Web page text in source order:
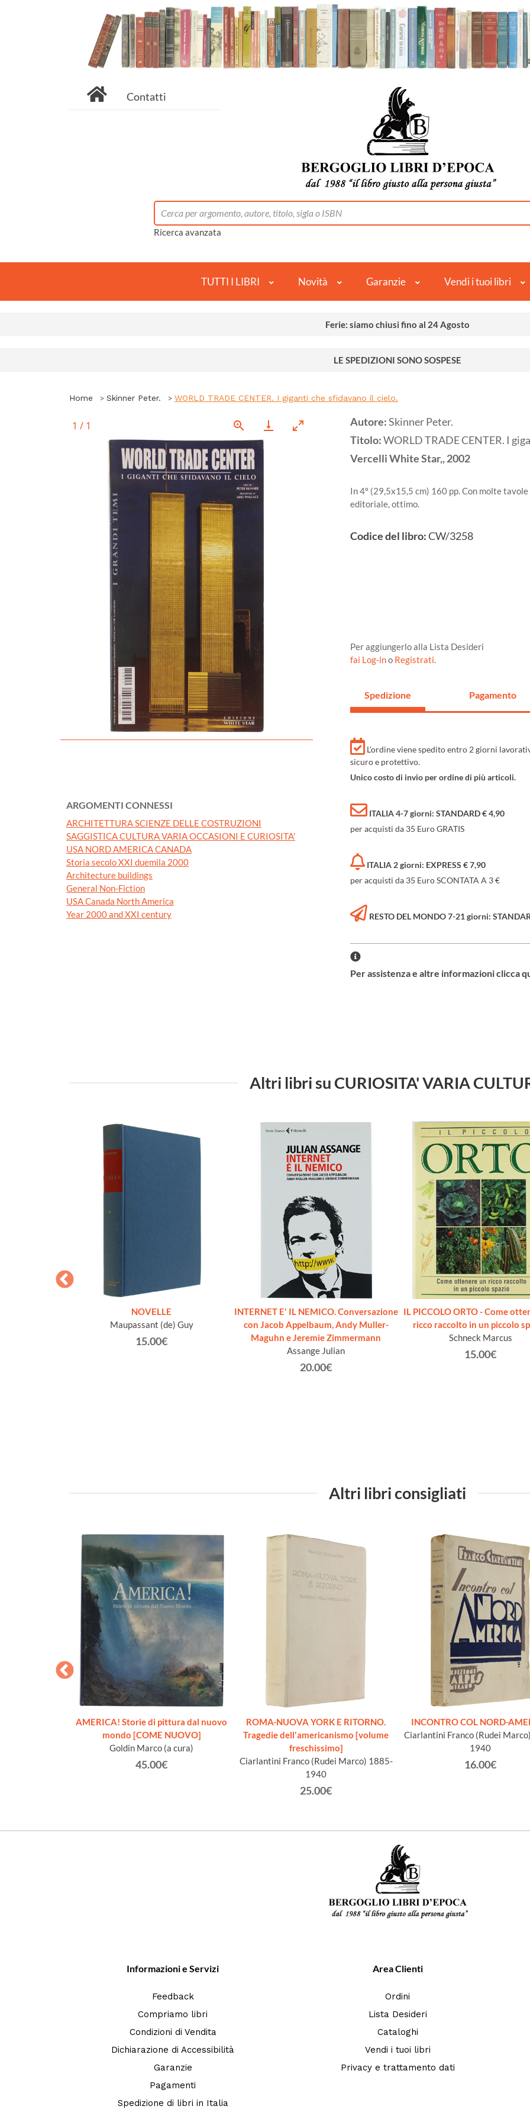
Contatti
Ricerca avanzata
TUTTI I LIBRI Novità Garanzie Vendi i tuoi libri
Ferie: siamo chiusi fino al 24 Agosto
LE SPEDIZIONI SONO SOSPESE
Home Skinner Peter. WORLD TRADE CENTER. I giganti che sfidavano il cielo.
1 / 1
ARGOMENTI CONNESSI
ARCHITETTURA SCIENZE DELLE COSTRUZIONI
SAGGISTICA CULTURA VARIA OCCASIONI E CURIOSITA'
USA NORD AMERICA CANADA
Storia secolo XXI duemila 2000
Architecture buildings
General Non-Fiction
USA Canada North America
Year 2000 and XXI century
Autore:Skinner Peter.
Titolo:WORLD TRADE CENTER. I
VercelliWhite Star,,2002
In 4º (29,5x15,5 cm) 160 pp. Con molte
editoriale, ottimo.
Codice del libro:CW/3258
Per aggiungerlo alla Lista Desideri
fai Log-ino Registrati.
Spedizione Pagamento
L'ordine viene spedito entro 2 giorni
sicuro e protettivo.
Unico costo di invio per ordine di più articoli.
ITALIA 4-7 giorni: STANDARD € 4,90
per acquisti da 35 Euro GRATIS
ITALIA 2 giorni: EXPRESS € 7,90
per acquisti da 35 Euro SCONTATA A 3 €
RESTO DEL MONDO 7-21 giorni:
Per assistenza e altre informazioni clicca
Altri libri su CURIOSITA' VARIA
NOVELLE
Maupassant (de) Guy
15.00€
INTERNET E' IL NEMICO. Conversazione
con Jacob Appelbaum, Andy Muller-
Maguhn e Jeremie Zimmermann
Assange Julian
20.00€
IL PICCOLO ORTO - Come
ricco raccolto in un piccolo
Schneck Marcus
15.00€
Altri libri consigliati
AMERICA! Storie di pittura dal nuovo
mondo [COME NUOVO]
Goldin Marco (a cura)
45.00€
ROMA-NUOVA YORK E RITORNO.
Tragedie dell'americanismo [volume
freschissimo]
Ciarlantini Franco (Rudei Marco) 1885-
1940
25.00€
INCONTRO COL NORD-
Ciarlantini Franco (Rudei
1940
16.00€
Informazioni e Servizi
Feedback
Compriamo libri
Condizioni di Vendita
Dichiarazione di Accessibilità
Garanzie
Pagamenti
Spedizione di libri in Italia
Area Clienti
Ordini
Lista Desideri
Cataloghi
Vendi i tuoi libri
Privacy e trattamento dati